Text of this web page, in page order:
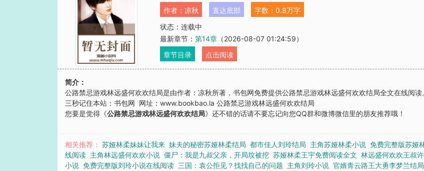
作者：凉秋 直达底部
字数：0.8万字
状态：连载中
最新章节：第14章 （2026-08-07 01:24:59）
章节目录
点击阅读
简介：
公路禁忌游戏林远盛何欢欢结局是由作者：凉秋所著，书包网免费提供公路禁忌游戏林远盛何欢欢结局全文在线阅读
三秒记住本站：书包网 网址：www.bookbao.la 公路禁忌游戏林远盛何欢欢结局
您要是觉得《公路禁忌游戏林远盛何欢欢结局》还不错的话请不要忘记向您QQ群和微博微信里的朋友推荐哦！
相关推荐：苏娅林柔妹妹让我来 妹夫的秘密苏娅林柔结局 都市佳人刘玲结局 主角苏娅林柔小说 免费完整版苏娅
线阅读 主角林远盛何欢欢小说 僵尸：我是九叔父亲，开局坟被挖 苏娅林柔王宇免费阅读全文 林远盛何欢欢王叔
小说 免费完整版刘玲小说在线阅读 三国：袁公拒见？找找自己的问题 主角刘玲小说 官婿青云路王大勇李梦兰结局